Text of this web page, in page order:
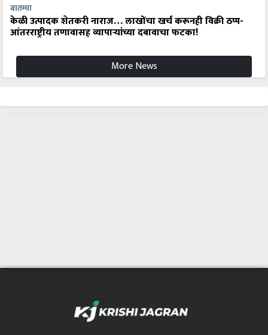
केळी उत्पादक शेतकरी नाराज… लाखोंचा खर्च करूनही विक्री ठप्प-
आंतरराष्ट्रीय तणावासह व्यापाऱ्यांच्या दबावाचा फटका!
More News